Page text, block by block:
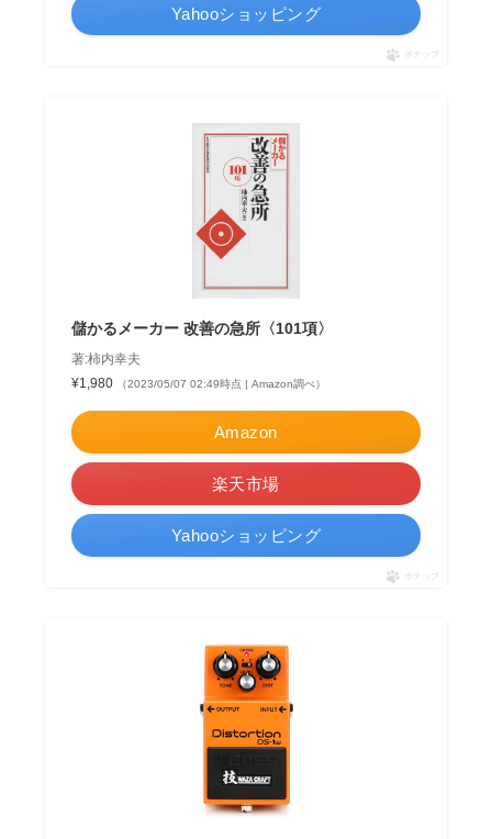
Yahooショッピング
ポチップ
儲かるメーカー 改善の急所〈101項〉
著:柿内幸夫
¥1,980
（2023/05/07 02:49時点 | Amazon調べ）
Amazon
楽天市場
Yahooショッピング
ポチップ